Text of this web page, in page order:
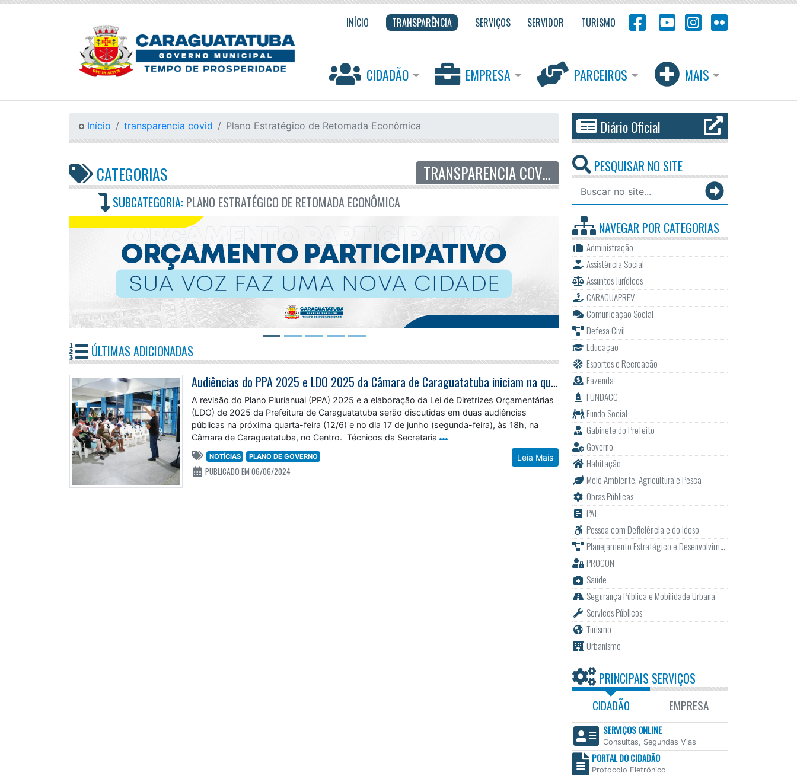
INÍCIO TRANSPARÊNCIA SERVIÇOS SERVIDOR TURISMO
CIDADÃO EMPRESA PARCEIROS MAIS
Início transparencia covid Plano Estratégico de Retomada Econômica
CATEGORIAS TRANSPARENCIA COVID
SUBCATEGORIA: PLANO ESTRATÉGICO DE RETOMADA ECONÔMICA
ÚLTIMAS ADICIONADAS
Audiências do PPA 2025 e LDO 2025 da Câmara de Caraguatatuba iniciam na quarta-feira
A revisão do Plano Plurianual (PPA) 2025 e a elaboração da Lei de Diretrizes Orçamentárias
(LDO) de 2025 da Prefeitura de Caraguatatuba serão discutidas em duas audiências
públicas na próxima quarta-feira (12/6) e no dia 17 de junho (segunda-feira), às 18h, na
Câmara de Caraguatatuba, no Centro. Técnicos da Secretaria
Leia Mais
NOTÍCIAS PLANO DE GOVERNO
PUBLICADO EM 06/06/2024
Diário Oficial
PESQUISAR NO SITE
NAVEGAR PORCATEGORIAS
Administração
Assistência Social
Assuntos Jurídicos
CARAGUAPREV
Comunicação Social
Defesa Civil
Educação
Esportes e Recreação
Fazenda
FUNDACC
Fundo Social
Gabinete do Prefeito
Governo
Habitação
Meio Ambiente, Agricultura e Pesca
Obras Públicas
PAT
Pessoa com Deficiência e do Idoso
Planejamento Estratégico e Desenvolvimento
PROCON
Saúde
Segurança Pública e Mobilidade Urbana
Serviços Públicos
Turismo
Urbanismo
PRINCIPAIS SERVIÇOS
CIDADÃO EMPRESA
SERVIÇOS ONLINE
Consultas, Segundas Vias
PORTAL DO CIDADÃO
Protocolo Eletrônico